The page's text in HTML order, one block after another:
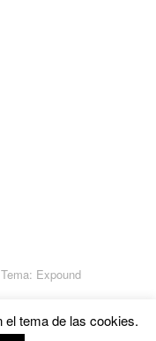
Tema: Expound
el tema de las cookies.